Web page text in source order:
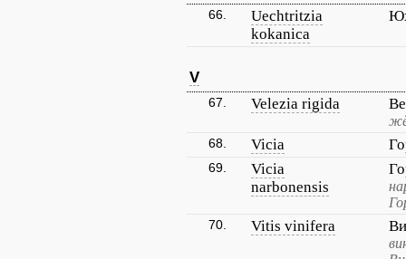
66.
Uechtritzia
kokanica
V
67. Velezia rigida
68. Vicia
69.
Vicia
narbonensis
70. Vitis vinifera